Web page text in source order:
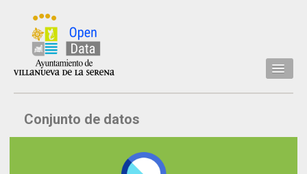
Inicio
Datos
Conjunto de datos